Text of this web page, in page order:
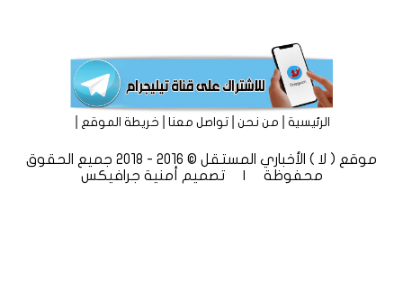
الرئيسية|من نحن|تواصل معنا|خريطة الموقع
موقع ( لا ) الأخباري المستقل © 2016 - 2018 جميع الحقوق
محفوظة | تصميم
أمنية جرافيكس